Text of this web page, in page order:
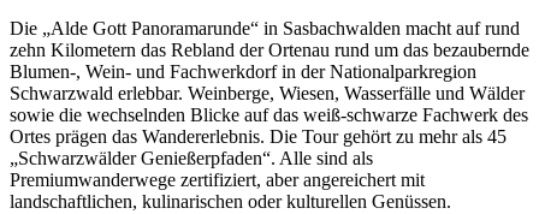
Die „Alde Gott Panoramarunde“ in Sasbachwalden macht auf rund
zehn Kilometern das Rebland der Ortenau rund um das bezaubernde
Blumen-, Wein- und Fachwerkdorf in der Nationalparkregion
Schwarzwald erlebbar. Weinberge, Wiesen, Wasserfälle und Wälder
sowie die wechselnden Blicke auf das weiß-schwarze Fachwerk des
Ortes prägen das Wandererlebnis. Die Tour gehört zu mehr als 45
„Schwarzwälder Genießerpfaden“. Alle sind als
Premiumwanderwege zertifiziert, aber angereichert mit
landschaftlichen, kulinarischen oder kulturellen Genüssen.